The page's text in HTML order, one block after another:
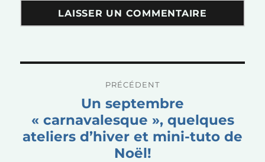
PRÉCÉDENT
Un septembre
« carnavalesque », quelques
ateliers d’hiver et mini-tuto de
Noël!